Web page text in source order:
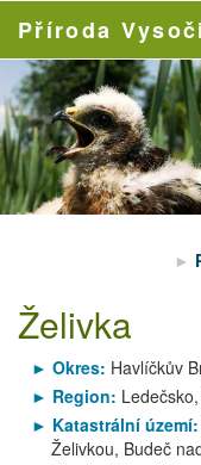
Příroda
Želivka
Okres: Havlíčkův
Region:
Katastrální území:
Želivkou, Budeč